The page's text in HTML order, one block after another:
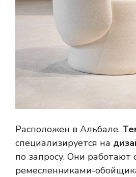
Расположен в Альбале.
специализируется на
по запросу. Они работают
ремесленниками-